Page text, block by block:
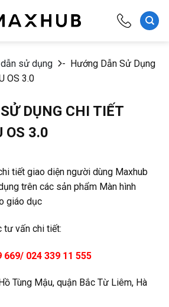
sử dụng - Hướng Dẫn Sử Dụng
OS 3.0
DỤNG CHI TIẾT
OS 3.0
tiết giao diện người dùng Maxhub
trên các sản phẩm Màn hình
giáo dục
tư vấn chi tiết:
669/ 024 339 11 555
Tùng Mậu, quận Bắc Từ Liêm, Hà